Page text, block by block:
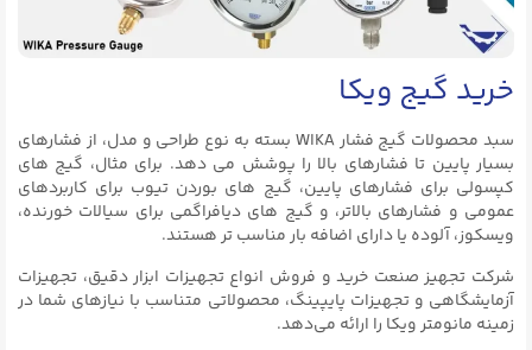
خرید گیج ویکا
سبد محصولات گیج فشار WIKA بسته به نوع طراحی و مدل، از فشارهای
بسیار پایین تا فشارهای بالا را پوشش می دهد. برای مثال، گیج های
کپسولی برای فشارهای پایین، گیج های بوردن تیوب برای کاربردهای
عمومی و فشارهای بالاتر، و گیج های دیافراگمی برای سیالات خورنده،
ویسکوز، آلوده یا دارای اضافه بار مناسب تر هستند.
شرکت تجهیز صنعت خرید و فروش انواع تجهیزات ابزار دقیق، تجهیزات
آزمایشگاهی و تجهیزات پایپینگ، محصولاتی متناسب با نیازهای شما در
زمینه مانومتر ویکا را ارائه می‌دهد.